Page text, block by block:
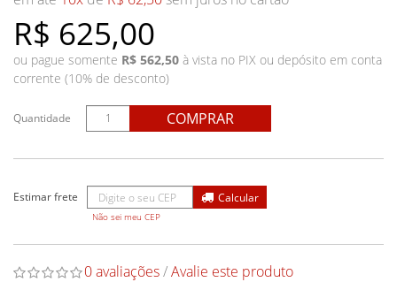
R$ 625,00
ou pague somente R$ 562,50 à vista no PIX ou depósito em conta
corrente (10% de desconto)
Quantidade COMPRAR
Não sei meu CEP
0 avaliações/Avalie este produto